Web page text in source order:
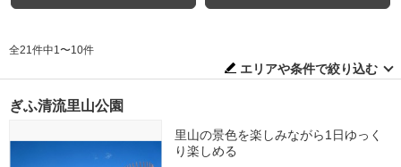
全21件中1〜10件
エリアや条件で絞り込む
ぎふ清流里山公園
里山の景色を楽しみながら1日ゆっく
り楽しめる